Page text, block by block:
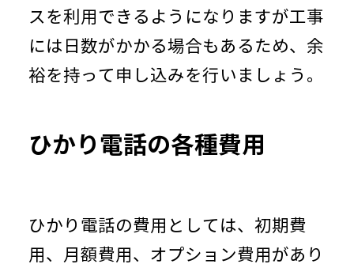
スを利用できるようになりますが工事
には日数がかかる場合もあるため、余
裕を持って申し込みを行いましょう。
ひかり電話の各種費用
ひかり電話の費用としては、初期費
用、月額費用、オプション費用があり